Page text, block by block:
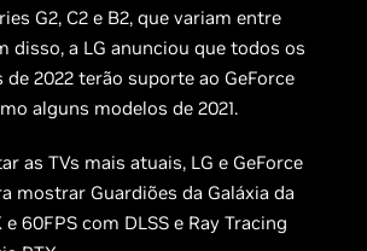
G2, C2 e B2, que variam entre
disso, a LG anunciou que todos os
de 2022 terão suporte ao GeForce
alguns modelos de 2021.
as TVs mais atuais, LG e GeForce
mostrar Guardiões da Galáxia da
60FPS com DLSS e Ray Tracing